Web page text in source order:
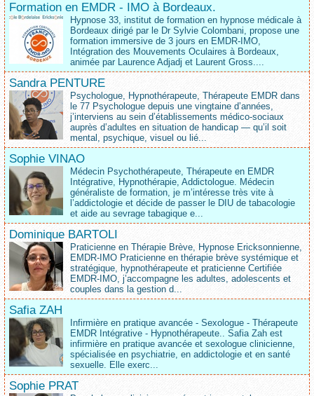
Formation en EMDR - IMO à Bordeaux.
Hypnose 33, institut de formation en hypnose médicale à
Bordeaux dirigé par le Dr Sylvie Colombani, propose une
formation immersive de 3 jours en EMDR-IMO,
Intégration des Mouvements Oculaires à Bordeaux,
animée par Laurence Adjadj et Laurent Gross....
Sandra PENTURE
Psychologue, Hypnothérapeute, Thérapeute EMDR dans
le 77 Psychologue depuis une vingtaine d’années,
j’interviens au sein d’établissements médico‑sociaux
auprès d’adultes en situation de handicap — qu’il soit
mental, psychique, visuel ou lié...
Sophie VINAO
Médecin Psychothérapeute, Thérapeute en EMDR
Intégrative, Hypnothérapie, Addictologue. Médecin
généraliste de formation, je m’intéresse très vite à
l’addictologie et décide de passer le DIU de tabacologie
et aide au sevrage tabagique e...
Dominique BARTOLI
Praticienne en Thérapie Brève, Hypnose Ericksonnienne,
EMDR-IMO Praticienne en thérapie brève systémique et
stratégique, hypnothérapeute et praticienne Certifiée
EMDR-IMO, j’accompagne les adultes, adolescents et
couples dans la gestion d...
Safia ZAH
Infirmière en pratique avancée - Sexologue - Thérapeute
EMDR Intégrative - Hypnothérapeute.. Safia Zah est
infirmière en pratique avancée et sexologue clinicienne,
spécialisée en psychiatrie, en addictologie et en santé
sexuelle. Elle exerc...
Sophie PRAT